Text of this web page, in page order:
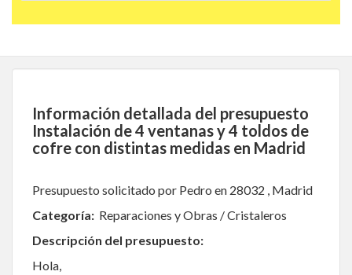
Información detallada del presupuesto
Instalación de 4 ventanas y 4 toldos de
cofre con distintas medidas en Madrid
Presupuesto solicitado por Pedro en 28032 , Madrid
Categoría: Reparaciones y Obras / Cristaleros
Descripción del presupuesto:
Hola,